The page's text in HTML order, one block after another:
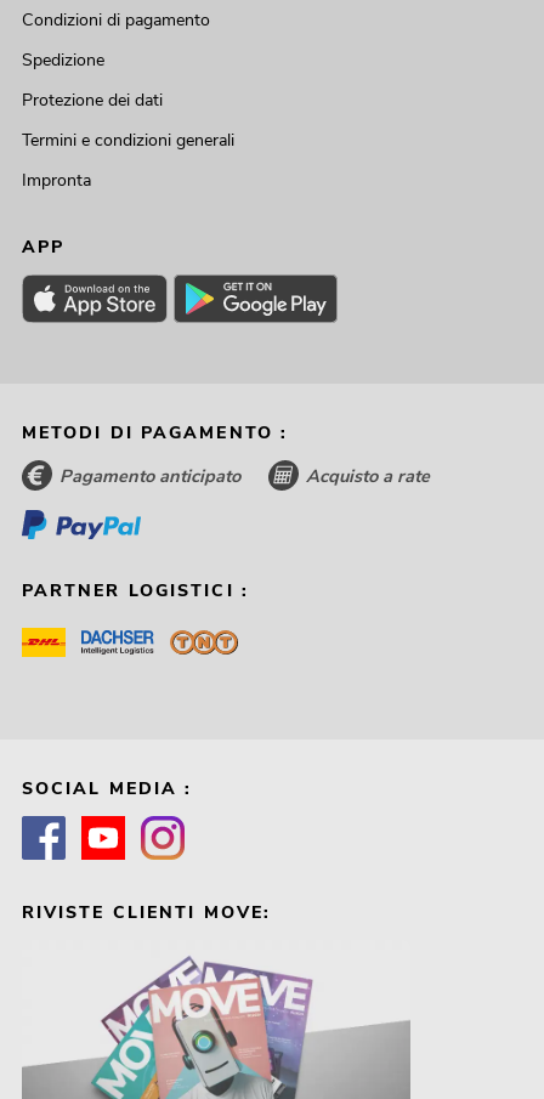
Condizioni di pagamento
Spedizione
Protezione dei dati
Termini e condizioni generali
Impronta
APP
METODI DI PAGAMENTO :
Pagamento anticipato Acquisto a rate
PARTNER LOGISTICI :
SOCIAL MEDIA :
RIVISTE CLIENTI MOVE: